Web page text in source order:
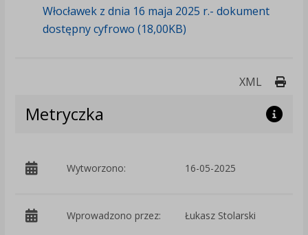
Włocławek z dnia 16 maja 2025 r.- dokument
dostępny cyfrowo (18,00KB)
XML
Metryczka
Wytworzono: 16-05-2025
Wprowadzono przez: Łukasz Stolarski